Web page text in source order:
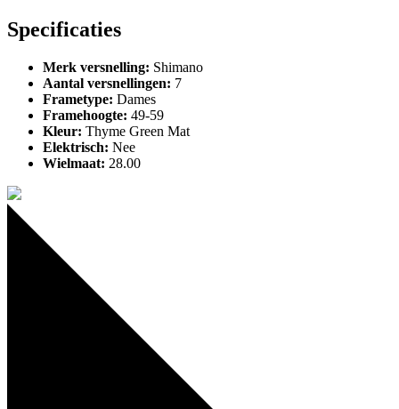
Specificaties
Merk versnelling: Shimano
Aantal versnellingen: 7
Frametype: Dames
Framehoogte: 49-59
Kleur: Thyme Green Mat
Elektrisch: Nee
Wielmaat: 28.00